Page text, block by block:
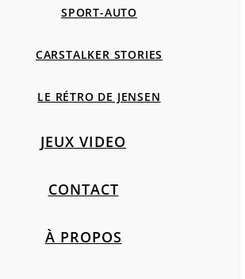
SPORT-AUTO
CARSTALKER STORIES
LE RÉTRO DE JENSEN
JEUX VIDEO
CONTACT
À PROPOS